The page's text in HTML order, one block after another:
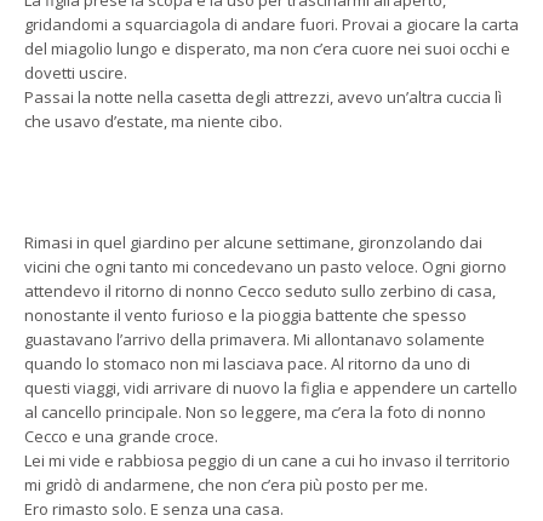
gridandomi a squarciagola di andare fuori. Provai a giocare la carta
del miagolio lungo e disperato, ma non c’era cuore nei suoi occhi e
dovetti uscire.
Passai la notte nella casetta degli attrezzi, avevo un’altra cuccia lì
che usavo d’estate, ma niente cibo.
Rimasi in quel giardino per alcune settimane, gironzolando dai
vicini che ogni tanto mi concedevano un pasto veloce. Ogni giorno
attendevo il ritorno di nonno Cecco seduto sullo zerbino di casa,
nonostante il vento furioso e la pioggia battente che spesso
guastavano l’arrivo della primavera. Mi allontanavo solamente
quando lo stomaco non mi lasciava pace. Al ritorno da uno di
questi viaggi, vidi arrivare di nuovo la figlia e appendere un cartello
al cancello principale. Non so leggere, ma c’era la foto di nonno
Cecco e una grande croce.
Lei mi vide e rabbiosa peggio di un cane a cui ho invaso il territorio
mi gridò di andarmene, che non c’era più posto per me.
Ero rimasto solo. E senza una casa.